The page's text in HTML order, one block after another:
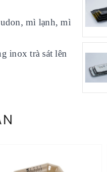
mì lạnh, mì
inox trà sát lên